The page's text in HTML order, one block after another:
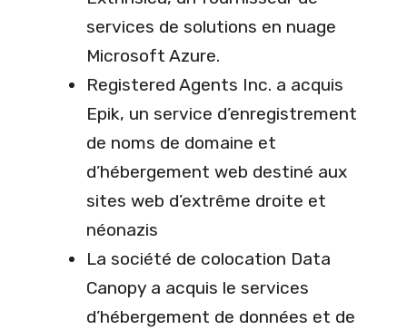
services de solutions en nuage
Microsoft Azure.
Registered Agents Inc. a acquis
Epik, un service d’enregistrement
de noms de domaine et
d’hébergement web destiné aux
sites web d’extrême droite et
néonazis
La société de colocation Data
Canopy a acquis le services
d’hébergement de données et de